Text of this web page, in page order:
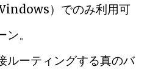
）でのみ利用可
。
ルーティングする真のバ